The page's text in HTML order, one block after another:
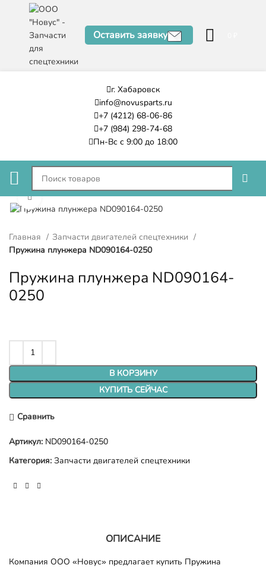
Оставить заявку
г. Хабаровск
info@novusparts.ru
+7 (4212) 68-06-86
+7 (984) 298-74-68
Пн-Вс с 9:00 до 18:00
Нажмите, чтобы увеличить
Главная
Запчасти двигателей спецтехники
Пружина плунжера ND090164-0250
Пружина плунжера ND090164-
0250
В КОРЗИНУ
КУПИТЬ СЕЙЧАС
Сравнить
Артикул: ND090164-0250
Категория: Запчасти двигателей спецтехники
ОПИСАНИЕ
Компания ООО «Новус» предлагает купить Пружина